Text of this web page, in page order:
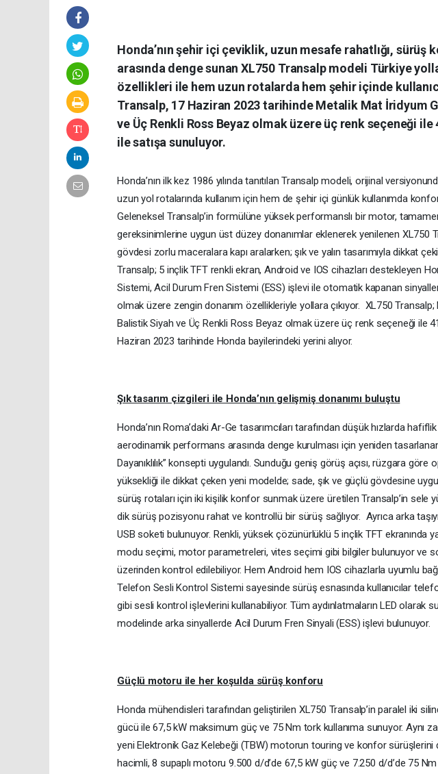
Honda’nın şehir içi çeviklik, uzun mesafe rahatlığı,
arasında denge sunan XL750 Transalp modeli Türkiye
özellikleri ile hem uzun rotalarda hem şehir içinde
Transalp, 17 Haziran 2023 tarihinde Metalik Mat İridyum
ve Üç Renkli Ross Beyaz olmak üzere üç renk seçeneği ile
ile satışa sunuluyor.
Honda’nın ilk kez 1986 yılında tanıtılan Transalp modeli, orijinal
uzun yol rotalarında kullanım için hem de şehir içi günlük kullanımda
Geleneksel Transalp’in formülüne yüksek performanslı bir motor,
gereksinimlerine uygun üst düzey donanımlar eklenerek yenilenen XL750
gövdesi zorlu maceralara kapı aralarken; şık ve yalın tasarımıyla dikkat
Transalp; 5 inçlik TFT renkli ekran, Android ve IOS cihazları destekleyen
Sistemi, Acil Durum Fren Sistemi (ESS) işlevi ile otomatik kapanan
olmak üzere zengin donanım özellikleriyle yollara çıkıyor. XL750
Balistik Siyah ve Üç Renkli Ross Beyaz olmak üzere üç renk seçeneği ile
Haziran 2023 tarihinde Honda bayilerindeki yerini alıyor.
Şık tasarım çizgileri ile Honda’nın gelişmiş donanımı buluştu
Honda’nın Roma’daki Ar-Ge tasarımcıları tarafından düşük hızlarda
aerodinamik performans arasında denge kurulması için yeniden
Dayanıklılık” konsepti uygulandı. Sunduğu geniş görüş açısı, rüzgara
yüksekliği ile dikkat çeken yeni modelde; sade, şık ve güçlü gövdesine
sürüş rotaları için iki kişilik konfor sunmak üzere üretilen Transalp’in sele
dik sürüş pozisyonu rahat ve kontrollü bir sürüş sağlıyor. Ayrıca arka
USB soketi bulunuyor. Renkli, yüksek çözünürlüklü 5 inçlik TFT ekranında
modu seçimi, motor parametreleri, vites seçimi gibi bilgiler bulunuyor ve
üzerinden kontrol edilebiliyor. Hem Android hem IOS cihazlarla uyumlu
Telefon Sesli Kontrol Sistemi sayesinde sürüş esnasında kullanıcılar
gibi sesli kontrol işlevlerini kullanabiliyor. Tüm aydınlatmaların LED olarak
modelinde arka sinyallerde Acil Durum Fren Sinyali (ESS) işlevi bulunuyor.
Güçlü motoru ile her koşulda sürüş konforu
Honda mühendisleri tarafından geliştirilen XL750 Transalp’in paralel iki
gücü ile 67,5 kW maksimum güç ve 75 Nm tork kullanıma sunuyor. Aynı
yeni Elektronik Gaz Kelebeği (TBW) motorun touring ve konfor sürüşlerini
hacimli, 8 supaplı motoru 9.500 d/d’de 67,5 kW güç ve 7.250 d/d’de 75